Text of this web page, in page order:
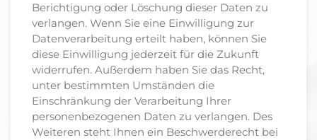
Berichtigung oder Löschung dieser Daten zu
verlangen. Wenn Sie eine Einwilligung zur
Datenverarbeitung erteilt haben, können Sie
diese Einwilligung jederzeit für die Zukunft
widerrufen. Außerdem haben Sie das Recht,
unter bestimmten Umständen die
Einschränkung der Verarbeitung Ihrer
personenbezogenen Daten zu verlangen. Des
Weiteren steht Ihnen ein Beschwerderecht bei